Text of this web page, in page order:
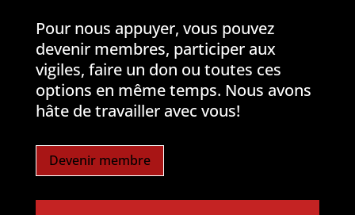
Pour nous appuyer, vous pouvez
devenir membres, participer aux
vigiles, faire un don ou toutes ces
options en même temps. Nous avons
hâte de travailler avec vous!
Devenir membre